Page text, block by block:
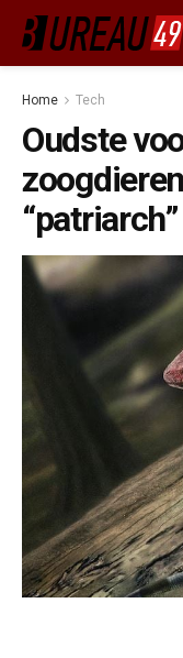
Home Tech
Oudste